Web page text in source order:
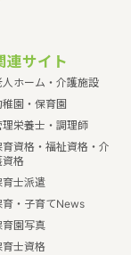
連サイト
人ホーム・介護施設
稚園・保育園
理栄養士・調理師
育資格・福祉資格・介
資格
育士派遣
育・子育てNews
育園写真
育士資格